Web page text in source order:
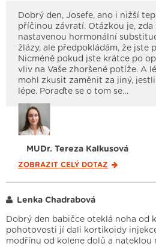
Dobrý den, Josefe, ano i nižší
příčinou závratí. Otázkou je, zda
nastavenou hormonální
žlázy, ale předpokládám, že jste
Nicméně pokud jste krátce po
vliv na Vaše zhoršené potíže. A
mohl zkusit zaměnit za jiný, jestli
lépe. Poraďte se o tom se…
MUDr. Tereza Kalkusová
ZOBRAZIT CELÝ DOTAZ
Lenka Chadrabová
Dobrý den babičce oteklá noha od
pohotovosti jí dali kortikoidy
modřínu od kolene dolů a nateklou